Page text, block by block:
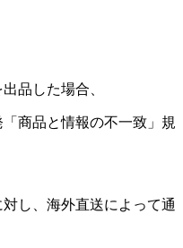
品した場合、
商品と情報の不一致」規
し、海外直送によって通